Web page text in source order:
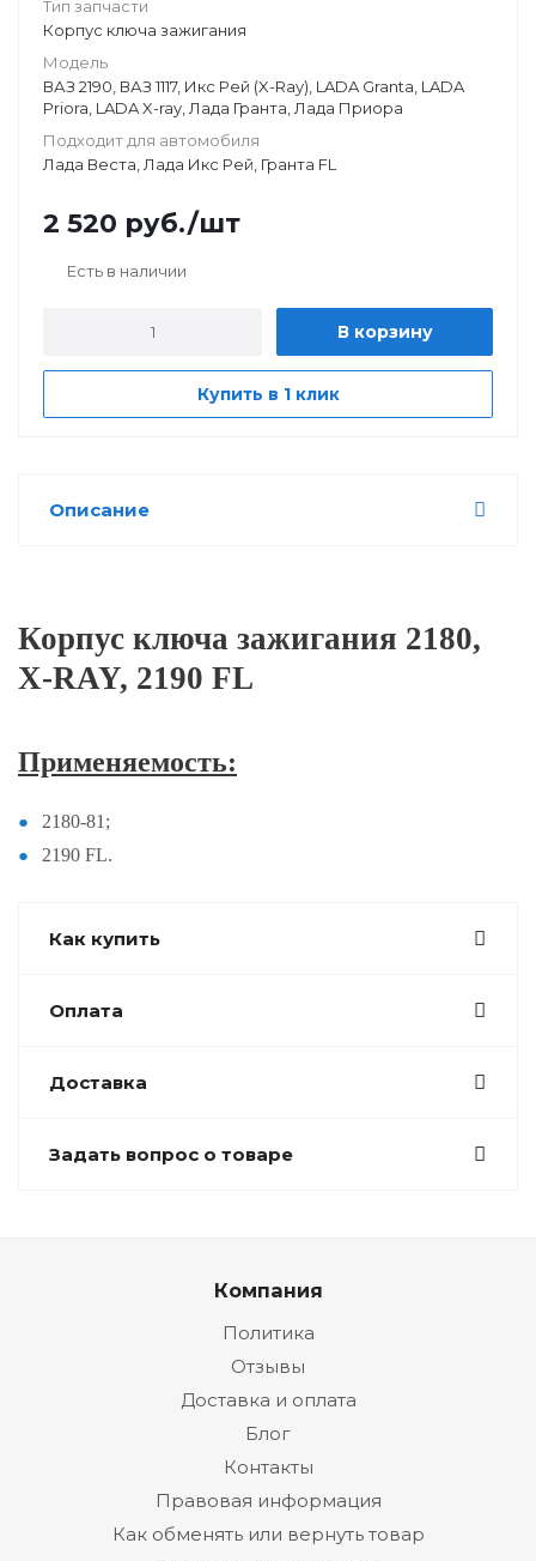
Тип запчасти
Корпус ключа зажигания
Модель
ВАЗ 2190, ВАЗ 1117, Икс Рей (X-Ray), LADA Granta, LADA
Priora, LADA X-ray, Лада Гранта, Лада Приора
Подходит для автомобиля
Лада Веста, Лада Икс Рей, Гранта FL
2 520 руб./шт
Есть в наличии
В корзину
Купить в 1 клик
Описание
Корпус ключа зажигания 2180,
Х-RAY, 2190 FL
Применяемость:
2180-81;
2190 FL.
Как купить
Оплата
Доставка
Задать вопрос о товаре
Компания
Политика
Отзывы
Доставка и оплата
Блог
Контакты
Правовая информация
Как обменять или вернуть товар